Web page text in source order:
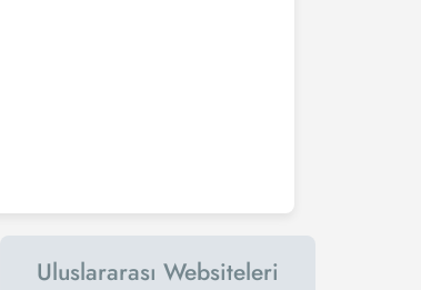
Uluslararası Websiteleri